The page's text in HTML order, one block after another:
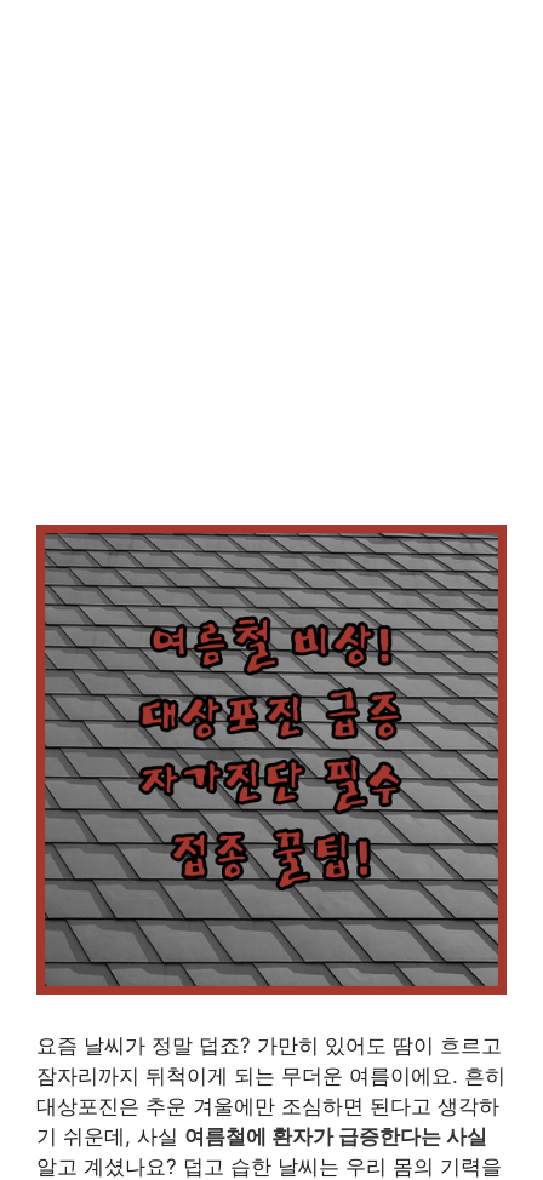
요즘 날씨가 정말 덥죠? 가만히 있어도 땀이 흐르고
잠자리까지 뒤척이게 되는 무더운 여름이에요. 흔히
대상포진은 추운 겨울에만 조심하면 된다고 생각하
기 쉬운데, 사실 여름철에 환자가 급증한다는 사실
알고 계셨나요? 덥고 습한 날씨는 우리 몸의 기력을